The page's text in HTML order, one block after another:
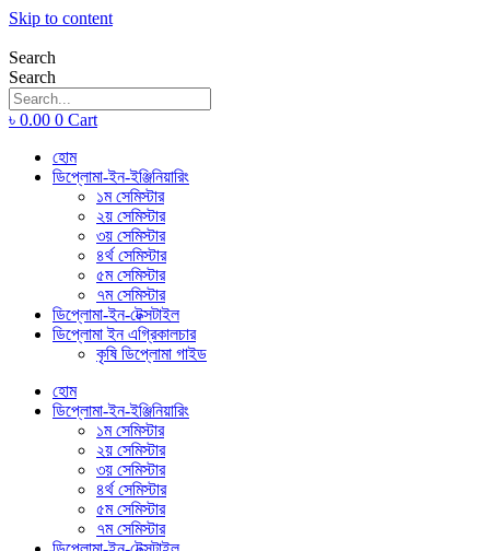
Skip to content
Search
Search
৳ 0.00 0 Cart
হোম
ডিপ্লোমা-ইন-ইঞ্জিনিয়ারিং
১ম সেমিস্টার
২য় সেমিস্টার
৩য় সেমিস্টার
৪র্থ সেমিস্টার
৫ম সেমিস্টার
৭ম সেমিস্টার
ডিপ্লোমা-ইন-টেক্সটাইল
ডিপ্লোমা ইন এগ্রিকালচার
কৃষি ডিপ্লোমা গাইড
হোম
ডিপ্লোমা-ইন-ইঞ্জিনিয়ারিং
১ম সেমিস্টার
২য় সেমিস্টার
৩য় সেমিস্টার
৪র্থ সেমিস্টার
৫ম সেমিস্টার
৭ম সেমিস্টার